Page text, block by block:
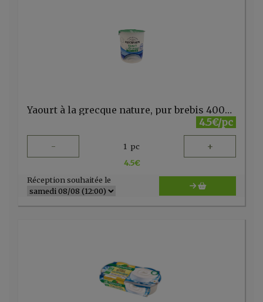
Yaourt à la grecque nature, pur brebis 400g Biochamps
4.5€/pc
- 1 pc +
4.5€
Réception souhaitée le